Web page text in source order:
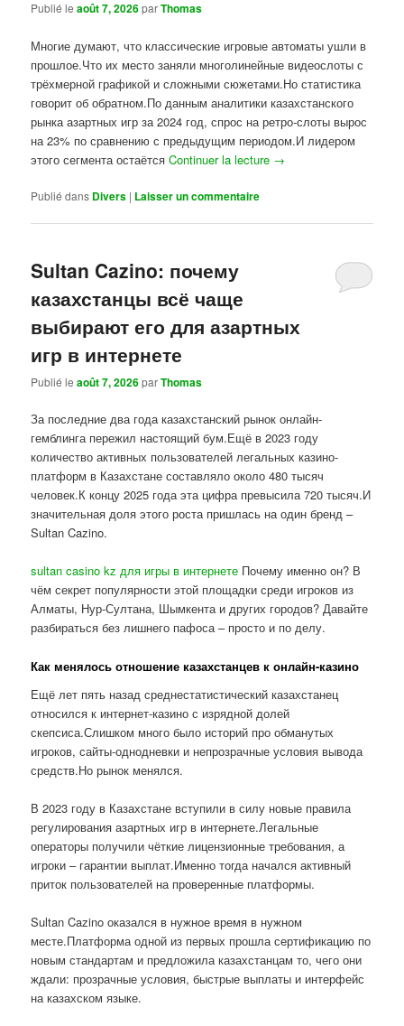
Publié leaoût 7, 2026parThomas
Многие думают, что классические игровые автоматы ушли в
прошлое.Что их место заняли многолинейные видеослоты с
трёхмерной графикой и сложными сюжетами.Но статистика
говорит об обратном.По данным аналитики казахстанского
рынка азартных игр за 2024 год, спрос на ретро-слоты вырос
на 23% по сравнению с предыдущим периодом.И лидером
этого сегмента остаётсяContinuer la lecture →
Publié dans Divers | Laisser un commentaire
Sultan Cazino: почему
казахстанцы всё чаще
выбирают его для азартных
игр в интернете
Publié leaoût 7, 2026parThomas
За последние два года казахстанский рынок онлайн-
гемблинга пережил настоящий бум.Ещё в 2023 году
количество активных пользователей легальных казино-
платформ в Казахстане составляло около 480 тысяч
человек.К концу 2025 года эта цифра превысила 720 тысяч.И
значительная доля этого роста пришлась на один бренд –
Sultan Cazino.
sultan casino kz для игры в интернете Почему именно он? В
чём секрет популярности этой площадки среди игроков из
Алматы, Нур-Султана, Шымкента и других городов? Давайте
разбираться без лишнего пафоса – просто и по делу.
Как менялось отношение казахстанцев к онлайн-казино
Ещё лет пять назад среднестатистический казахстанец
относился к интернет-казино с изрядной долей
скепсиса.Слишком много было историй про обманутых
игроков, сайты-однодневки и непрозрачные условия вывода
средств.Но рынок менялся.
В 2023 году в Казахстане вступили в силу новые правила
регулирования азартных игр в интернете.Легальные
операторы получили чёткие лицензионные требования, а
игроки – гарантии выплат.Именно тогда начался активный
приток пользователей на проверенные платформы.
Sultan Cazino оказался в нужное время в нужном
месте.Платформа одной из первых прошла сертификацию по
новым стандартам и предложила казахстанцам то, чего они
ждали: прозрачные условия, быстрые выплаты и интерфейс
на казахском языке.